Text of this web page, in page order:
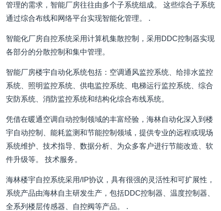
管理的需求，智能厂房往往由多个子系统组成。 这些综合子系统
通过综合布线和网络平台实现智能化管理。 .
智能化厂房自控系统采用计算机集散控制，采用DDC控制器实现
各部分的分散控制和集中管理。
智能厂房楼宇自动化系统包括：空调通风监控系统、给排水监控
系统、照明监控系统、供电监控系统、电梯运行监控系统、综合
安防系统、消防监控系统和结构化综合布线系统。
凭借在暖通空调自动控制领域的丰富经验，海林自动化深入到楼
宇自动控制、能耗监测和节能控制领域，提供专业的远程或现场
系统维护、技术指导、数据分析、为众多客户进行节能改造、软
件升级等。 技术服务。
海林楼宇自控系统采用/IP协议，具有很强的灵活性和可扩展性，
系统产品由海林自主研发生产，包括DDC控制器、温度控制器、
全系列楼层传感器、自控阀等产品。 .